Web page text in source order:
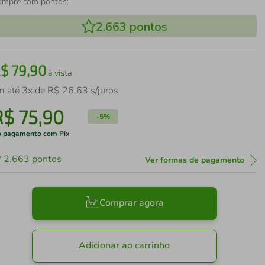
2.663 pontos
79,90à vista
até 3x de R$ 26,63 s/juros
75,90 -5%
pagamento com Pix
2.663 pontos Ver formas de pagamento
Comprar agora
Adicionar ao carrinho